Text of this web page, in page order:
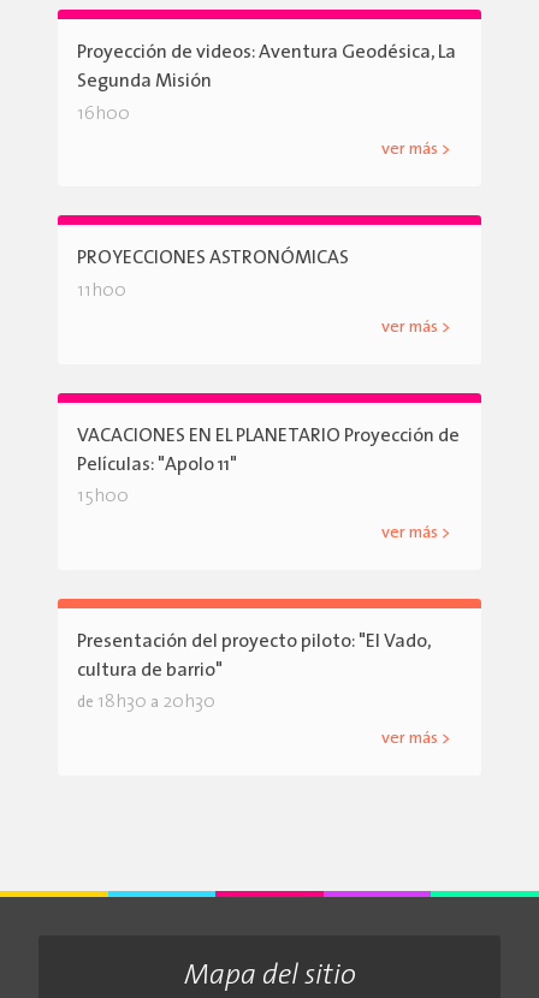
Proyección de videos: Aventura Geodésica, La
Segunda Misión
16h00
ver más >
PROYECCIONES ASTRONÓMICAS
11h00
ver más >
VACACIONES EN EL PLANETARIO Proyección de
Películas: "Apolo 11"
15h00
ver más >
Presentación del proyecto piloto: "El Vado,
cultura de barrio"
de 18h30 a 20h30
ver más >
Mapa del sitio